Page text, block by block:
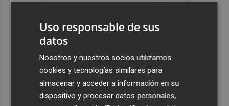
Uso responsable de sus
datos
Nosotros y nuestros socios utilizamos
cookies y tecnologías similares para
almacenar y acceder a información en su
dispositivo y procesar datos personales,